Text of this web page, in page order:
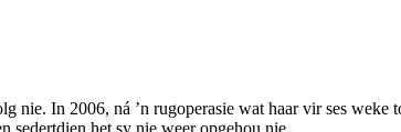
In 2006, ná ’n rugoperasie wat haar vir ses
sedertdien het sy nie weer opgehou nie.